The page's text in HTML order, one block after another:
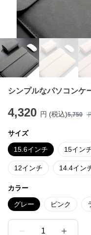
シンプルなパソコンケ
4,320 円 (税込)5,750
サイズ
15.6インチ 15イン
12インチ 14.4イン
カラー
グレー ピンク
1